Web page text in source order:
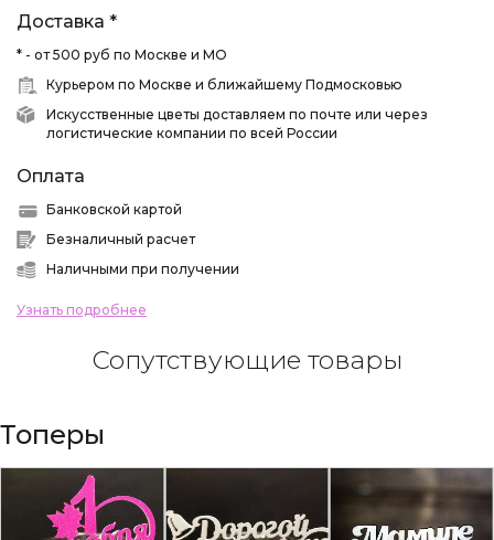
Доставка *
* - от 500 руб по Москве и МО
Курьером по Москве и ближайшему Подмосковью
Искусственные цветы доставляем по почте или через
логистические компании по всей России
Оплата
Банковской картой
Безналичный расчет
Наличными при получении
Узнать подробнее
Сопутствующие товары
Топеры